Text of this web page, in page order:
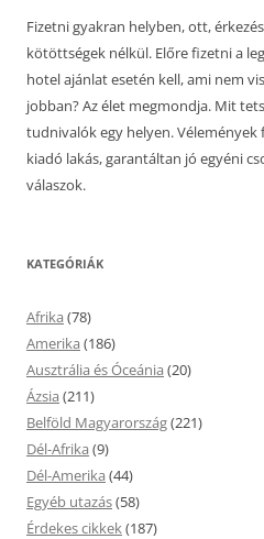
Fizetni gyakran helyben, ott,
kötöttségek nélkül. Előre fizetni a
hotel ajánlat esetén kell, ami nem
jobban? Az élet megmondja. Mit
tudnivalók egy helyen.
kiadó lakás, garantáltan jó egyéni
válaszok.
KATEGÓRIÁK
Afrika (78)
Amerika (186)
Ausztrália és Óceánia (20)
Ázsia (211)
Belföld Magyarország(221)
Dél-Afrika (9)
Dél-Amerika (44)
Egyéb utazás(58)
Érdekes cikkek(187)